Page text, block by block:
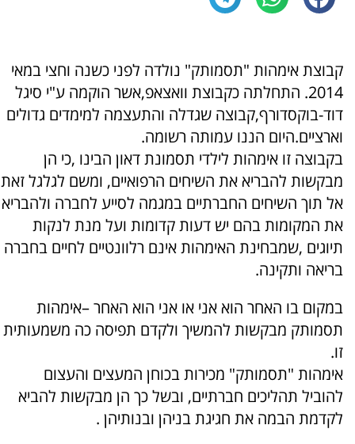
קבוצת אימהות "תסמותק" נולדה לפני כשנה וחצי במאי
2014. התחלתה כקבוצת וואצאפ,אשר הוקמה ע"י סיגל
דוד-בוקסדורף,קבוצה שגדלה והתעצמה למימדים גדולים
וארציים.היום הננו עמותה רשומה.
בקבוצה זו אימהות לילדי תסמונת דאון הבינו ,כי הן
מבקשות להבריא את השיחים הרפואיים, ומשם לגלגל זאת
אל תוך השיחים החברתיים במגמה לסייע לחברה ולהבריא
את המקומות בהם יש דעות קדומות ועל מנת לנקות
תיוגים ,שמבחינת האימהות אינם רלוונטיים לחיים בחברה
בריאה ותקינה.
במקום בו האחר הוא אני או אני הוא האחר –אימהות
תסמותק מבקשות להמשיך ולקדם תפיסה כה משמעותית
זו.
אימהות "תסמותק" מכירות בכוחן המעצים והעצום
להוביל תהליכים חברתיים, ובשל כך הן מבקשות להביא
לקדמת הבמה את חגיגת בניהן ובנותיהן .